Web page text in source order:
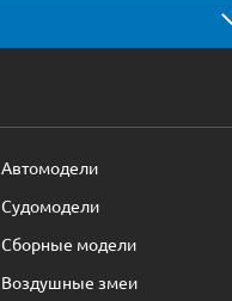
Автомодели
Судомодели
Сборные модели
Воздушные змеи